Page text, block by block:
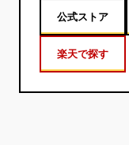
公式ストア
楽天で探す